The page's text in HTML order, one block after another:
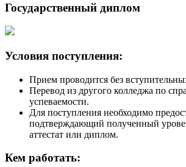
Государственный диплом
Условия поступления:
Прием проводится без
Перевод из другого колледжа по
успеваемости.
Для поступления необходимо
подтверждающий полученный
аттестат или диплом.
Кем работать: